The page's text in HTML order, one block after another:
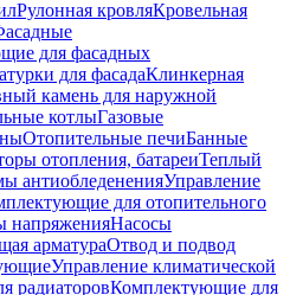
Рулонная кровляКровельная
для фасадных
для фасадаКлинкерная
камень для наружной
котлыГазовые
Отопительные печиБанные
отопления, батареиТеплый
антиобледененияУправление
для отопительного
напряженияНасосы
арматураОтвод и подвод
Управление климатической
радиаторовКомплектующие для